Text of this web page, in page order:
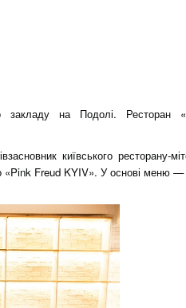
закладу на Подолі. Ресторан
київського ресторану-
«Pink Freud KYIV». У основі меню —